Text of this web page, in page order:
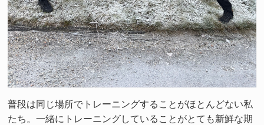
普段は同じ場所でトレーニングすることがほとんどない私
たち。一緒にトレーニングしていることがとても新鮮な期